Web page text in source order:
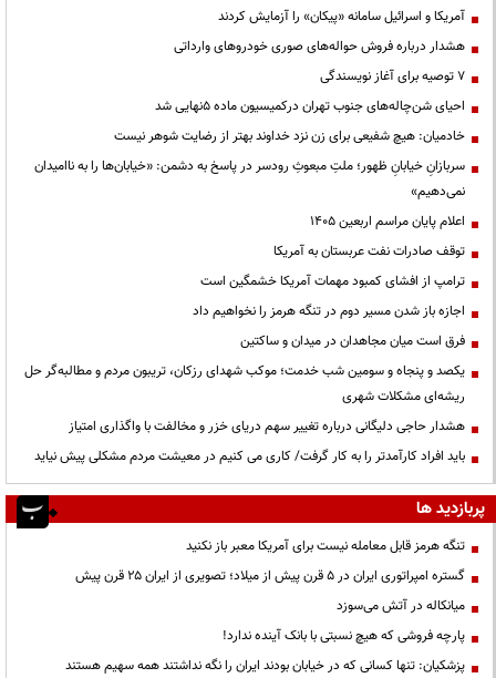
آمریکا و اسرائیل سامانه «پیکان» را آزمایش کردند
هشدار درباره فروش حواله‌های صوری خودروهای وارداتی
۷ توصیه برای آغاز نویسندگی
احیای شن‌چاله‌های جنوب تهران درکمیسیون ماده ۵نهایی شد
خادمیان: هیچ شفیعی برای زن نزد خداوند بهتر از رضایت شوهر نیست
سربازانِ خیابانِ ظهور؛ ملتِ مبعوثِ رودسر در پاسخ به دشمن: «خیابان‌ها را به ناامیدان
نمی‌دهیم»
اعلام پایان مراسم اربعین ۱۴۰۵
توقف صادرات نفت عربستان به آمریکا
ترامپ از افشای کمبود مهمات آمریکا خشمگین است
اجازه باز شدن مسیر دوم در تنگه هرمز را نخواهیم داد
فرق است میان مجاهدان در میدان و ساکتین
یکصد و پنجاه و سومین شب خدمت؛ موکب شهدای رزکان، تریبون مردم و مطالبه‌گر حل
ریشه‌ای مشکلات شهری
هشدار حاجی دلیگانی درباره تغییر سهم دریای خزر و مخالفت با واگذاری امتیاز
باید افراد کارآمدتر را به کار گرفت/ کاری می کنیم در معیشت مردم مشکلی پیش نیاید
پربازدید ها
تنگه هرمز قابل معامله نیست برای آمریکا معبر باز نکنید
گستره امپراتوری ایران در ۵ قرن پیش از میلاد؛ تصویری از ایران ۲۵ قرن پیش
میانکاله در آتش می‌سوزد
پارچه فروشی که هیچ نسبتی با بانک آینده ندارد!
پزشکیان: تنها کسانی که در خیابان بودند ایران را نگه نداشتند همه سهیم هستند